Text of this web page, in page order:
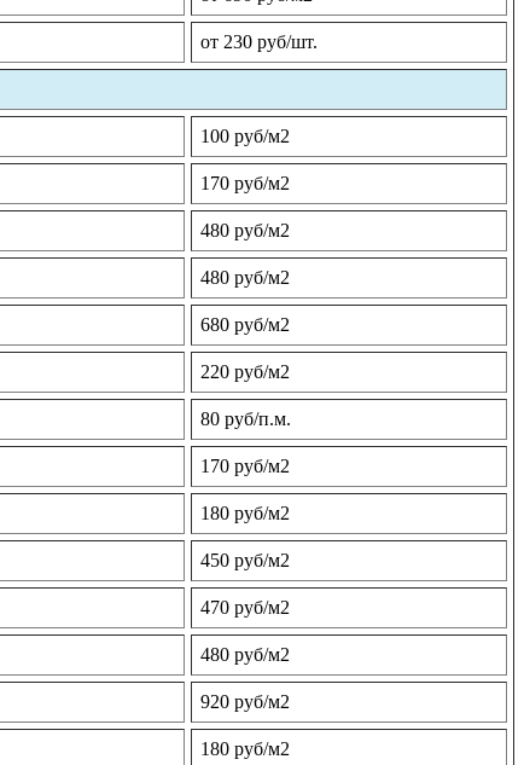
от 230 руб/шт.
100 руб/м2
170 руб/м2
480 руб/м2
480 руб/м2
680 руб/м2
220 руб/м2
80 руб/п.м.
170 руб/м2
180 руб/м2
450 руб/м2
470 руб/м2
480 руб/м2
920 руб/м2
180 руб/м2